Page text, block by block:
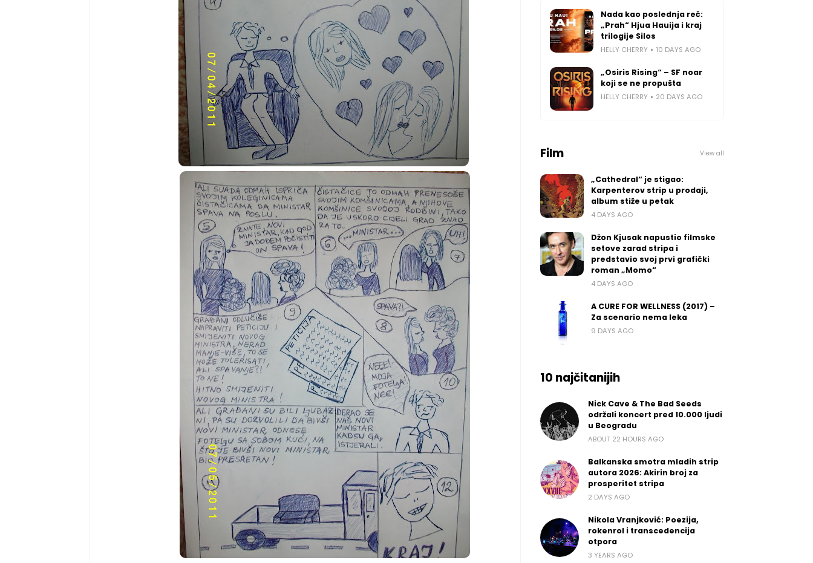
Nada kao poslednja reč:
„Prah“ Hjua Hauija i kraj
trilogije Silos
HELLY CHERRY 10 DAYS AGO
„Osiris Rising“ – SF noar
koji se ne propušta
HELLY CHERRY 20 DAYS AGO
Film View all
„Cathedral“ je stigao:
Karpenterov strip u prodaji,
album stiže u petak
4 DAYS AGO
Džon Kjusak napustio filmske
setove zarad stripa i
predstavio svoj prvi grafički
roman „Momo“
4 DAYS AGO
A CURE FOR WELLNESS (2017) –
Za scenario nema leka
9 DAYS AGO
10 najčitanijih
Nick Cave & The Bad Seeds
održali koncert pred 10.000 ljudi
u Beogradu
ABOUT 22 HOURS AGO
Balkanska smotra mladih strip
autora 2026: Akirin broj za
prosperitet stripa
2 DAYS AGO
Nikola Vranjković: Poezija,
rokenrol i transcedencija
otpora
3 YEARS AGO